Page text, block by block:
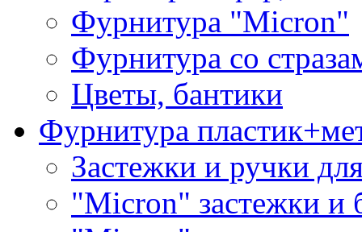
Фурнитура "Micron"
Фурнитура со
Цветы, бантики
Фурнитура
Застежки и ручки
"Micron" застежки и